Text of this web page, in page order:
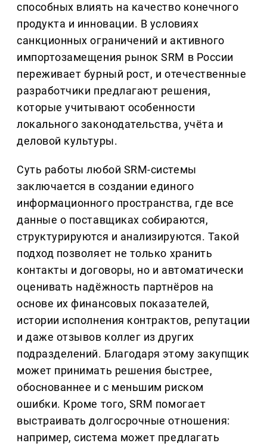
способных влиять на качество конечного
продукта и инновации. В условиях
санкционных ограничений и активного
импортозамещения рынок SRM в России
переживает бурный рост, и отечественные
разработчики предлагают решения,
которые учитывают особенности
локального законодательства, учёта и
деловой культуры.
Суть работы любой SRM-системы
заключается в создании единого
информационного пространства, где все
данные о поставщиках собираются,
структурируются и анализируются. Такой
подход позволяет не только хранить
контакты и договоры, но и автоматически
оценивать надёжность партнёров на
основе их финансовых показателей,
истории исполнения контрактов, репутации
и даже отзывов коллег из других
подразделений. Благодаря этому закупщик
может принимать решения быстрее,
обоснованнее и с меньшим риском
ошибки. Кроме того, SRM помогает
выстраивать долгосрочные отношения:
например, система может предлагать